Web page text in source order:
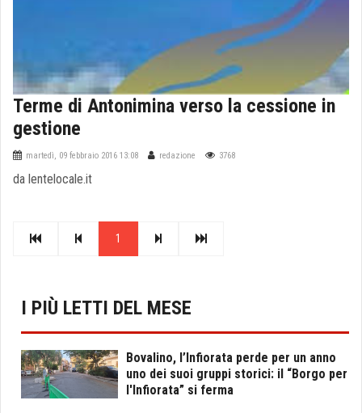
Terme di Antonimina verso la cessione in
gestione
martedì, 09 febbraio 2016 13:08 redazione 3768
da lentelocale.it
1
I PIÙ LETTI DEL MESE
Bovalino, l’Infiorata perde per un anno
uno dei suoi gruppi storici: il “Borgo per
l'Infiorata” si ferma